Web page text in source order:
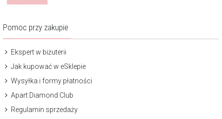
Pomoc przy zakupie
Ekspert w biżuterii
Jak kupować w eSklepie
Wysyłka i formy płatności
Apart Diamond Club
Regulamin sprzedaży